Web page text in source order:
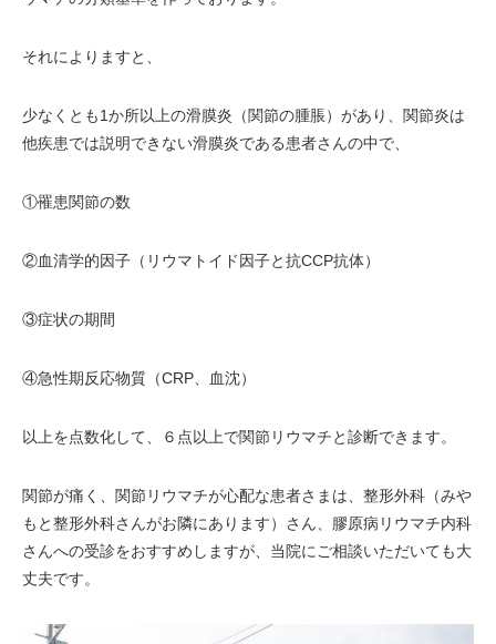
それによりますと、
少なくとも1か所以上の滑膜炎（関節の腫脹）があり、関節炎は
他疾患では説明できない滑膜炎である患者さんの中で、
①罹患関節の数
②血清学的因子（リウマトイド因子と抗CCP抗体）
③症状の期間
④急性期反応物質（CRP、血沈）
以上を点数化して、６点以上で関節リウマチと診断できます。
関節が痛く、関節リウマチが心配な患者さまは、整形外科（みや
もと整形外科さんがお隣にあります）さん、膠原病リウマチ内科
さんへの受診をおすすめしますが、当院にご相談いただいても大
丈夫です。